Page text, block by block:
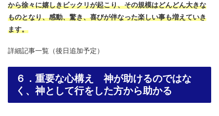
から徐々に嬉しきビックリが起こり、その規模はどんどん大きな
ものとなり、感動、驚き、喜びが伴なった楽しい事も増えていき
ます。
詳細記事一覧（後日追加予定）
６．重要な心構え 神が助けるのではな
く、神として行をした方から助かる